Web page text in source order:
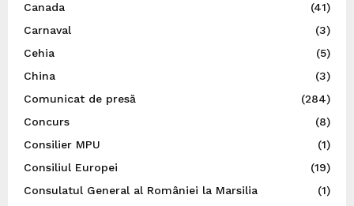
Canada
(41)
Carnaval
(3)
Cehia
(5)
China
(3)
Comunicat de presă
(284)
Concurs
(8)
Consilier MPU
(1)
Consiliul Europei
(19)
Consulatul General al României la Marsilia
(1)